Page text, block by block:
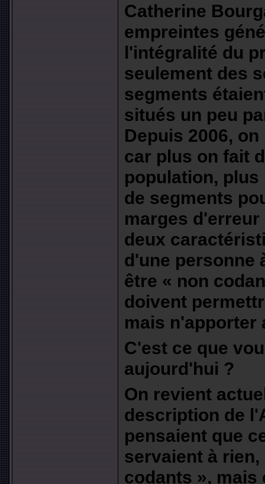
Catherine
empreintes
l'intégralité du
seulement des
segments
situés un peu
Depuis 2006,
car plus on fait
population,
de segments
marges d'erreur
deux
d'une personne
être « non
doivent
mais n'apporter
C'est ce que
aujourd'hui ?
On revient
description de
pensaient que
servaient à
codants », mais